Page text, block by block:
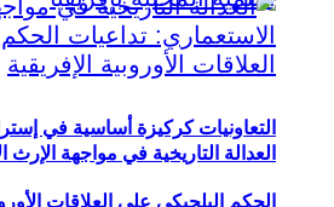
التعاونيات كركيزة أساسية في
العدالة التاريخية في مواجهة
الحكم البلجيكي على العلاقات